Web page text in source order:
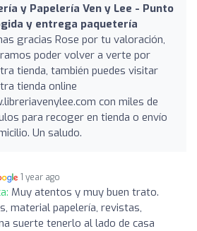
y Papelería Ven y Lee - Punto
y entrega paquetería
gracias Rose por tu valoración,
poder volver a verte por
tienda, también puedes visitar
tienda online
con miles de
para recoger en tienda o envío
Un saludo.
1 year ago
Muy atentos y muy buen trato.
material papelería, revistas,
suerte tenerlo al lado de casa